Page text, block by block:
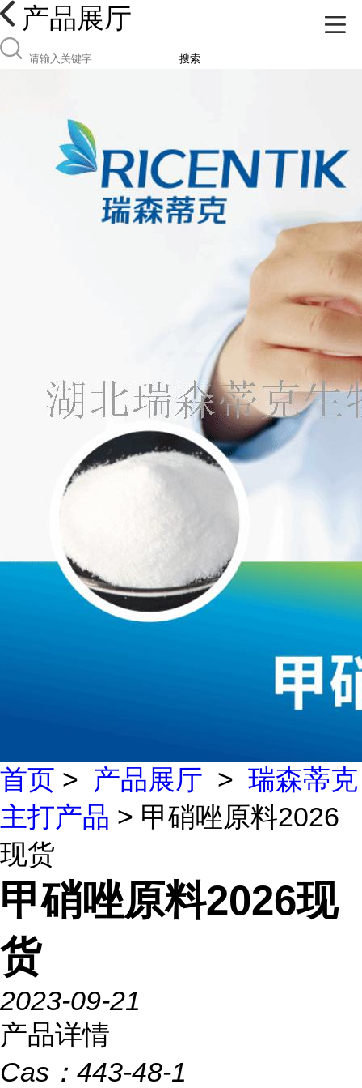
产品展厅
搜索
首页 > 产品展厅 > 瑞森蒂克
主打产品 > 甲硝唑原料2026
现货
甲硝唑原料2026现
货
2023-09-21
产品详情
Cas： 443-48-1